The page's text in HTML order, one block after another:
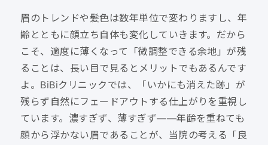
眉のトレンドや髪色は数年単位で変わりますし、年
齢とともに顔立ち自体も変化していきます。だから
こそ、適度に薄くなって「微調整できる余地」が残
ることは、長い目で見るとメリットでもあるんです
よ。BiBiクリニックでは、「いかにも消えた跡」が
残らず自然にフェードアウトする仕上がりを重視し
ています。濃すぎず、薄すぎず——年齢を重ねても
顔から浮かない眉であることが、当院の考える「良